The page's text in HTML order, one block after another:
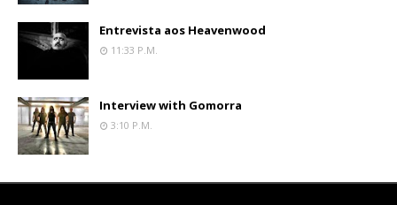
Entrevista aos Heavenwood
11:33 P.m.
Interview with Gomorra
3:10 P.m.